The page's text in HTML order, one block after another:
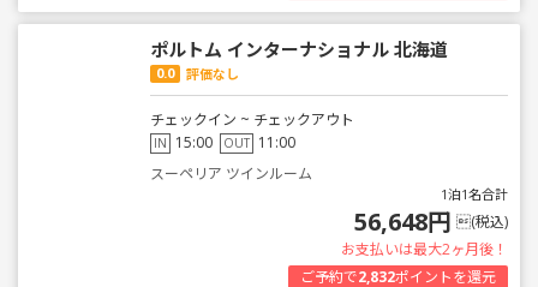
ポルトム インターナショナル 北海道
0.0 評価なし
チェックイン ~ チェックアウト
IN 15:00 OUT 11:00
スーペリア ツインルーム
1泊1名合計
56,648円 (税込)
お支払いは最大2ヶ月後！
ご予約で2,832ポイントを還元